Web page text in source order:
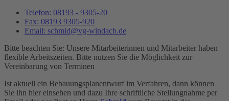
Telefon: 08193 - 9305-20
Fax: 08193 9305-920
Email: schmid@vg-windach.de
Bitte beachten Sie: Unsere Mitarbeiterinnen und Mitarbeiter haben
flexible Arbeitszeiten. Bitte nutzen Sie die Möglichkeit zur
Vereinbarung von Terminen
Ist aktuell ein Bebauungsplanentwurf im Verfahren, dann können
Sie ihn hier einsehen und dazu Ihre schriftliche Stellungnahme per